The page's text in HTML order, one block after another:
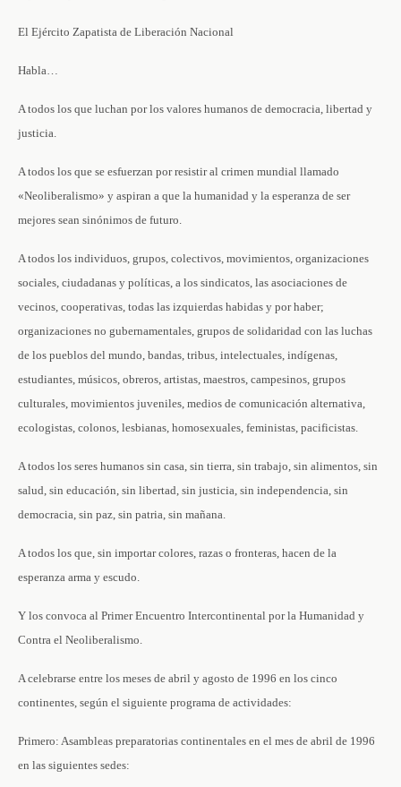
El Ejército Zapatista de Liberación Nacional
Habla…
A todos los que luchan por los valores humanos de democracia, libertad y
justicia.
A todos los que se esfuerzan por resistir al crimen mundial llamado
«Neoliberalismo» y aspiran a que la humanidad y la esperanza de ser
mejores sean sinónimos de futuro.
A todos los individuos, grupos, colectivos, movimientos, organizaciones
sociales, ciudadanas y políticas, a los sindicatos, las asociaciones de
vecinos, cooperativas, todas las izquierdas habidas y por haber;
organizaciones no gubernamentales, grupos de solidaridad con las luchas
de los pueblos del mundo, bandas, tribus, intelectuales, indígenas,
estudiantes, músicos, obreros, artistas, maestros, campesinos, grupos
culturales, movimientos juveniles, medios de comunicación alternativa,
ecologistas, colonos, lesbianas, homosexuales, feministas, pacificistas.
A todos los seres humanos sin casa, sin tierra, sin trabajo, sin alimentos, sin
salud, sin educación, sin libertad, sin justicia, sin independencia, sin
democracia, sin paz, sin patria, sin mañana.
A todos los que, sin importar colores, razas o fronteras, hacen de la
esperanza arma y escudo.
Y los convoca al Primer Encuentro Intercontinental por la Humanidad y
Contra el Neoliberalismo.
A celebrarse entre los meses de abril y agosto de 1996 en los cinco
continentes, según el siguiente programa de actividades:
Primero: Asambleas preparatorias continentales en el mes de abril de 1996
en las siguientes sedes: